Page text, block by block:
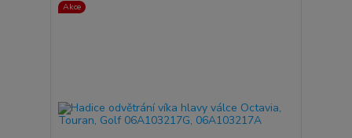
Akce